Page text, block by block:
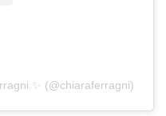
✨ (@chiaraferragni)